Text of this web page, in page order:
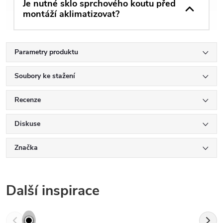
Je nutné sklo sprchového koutu před
montáží aklimatizovat?
Parametry produktu
Soubory ke stažení
Recenze
Diskuse
Značka
Další inspirace